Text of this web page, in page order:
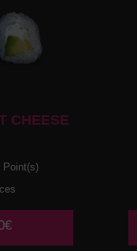
CHEESE
Point(s)